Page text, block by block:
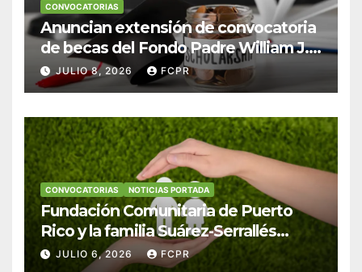
CONVOCATORIAS
Anuncian extensión de convocatoria
de becas del Fondo Padre William J.
Hendricks, SJ para estudiantes del
Colegio San Ignacio
JULIO 8, 2026 FCPR
CONVOCATORIAS NOTICIAS PORTADA
Fundación Comunitaria de Puerto
Rico y la familia Suárez-Serrallés
anuncian convocatoria para
JULIO 6, 2026 FCPR